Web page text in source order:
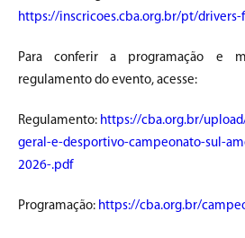
https://inscricoes.cba.org.br/pt/
Para conferir a programação e
regulamento do evento, acesse:
Regulamento: https://cba.org.br/
geral-e-desportivo-campeonato-sul-
2026-.pdf
Programação: https://cba.org.br/